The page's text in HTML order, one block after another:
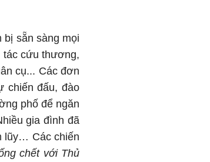
sẵn sàng mọi
tác cứu thương,
cụ... Các đơn
chiến đấu, đào
phố để ngăn
gia đình đã
lũy… Các chiến
chết với Thủ